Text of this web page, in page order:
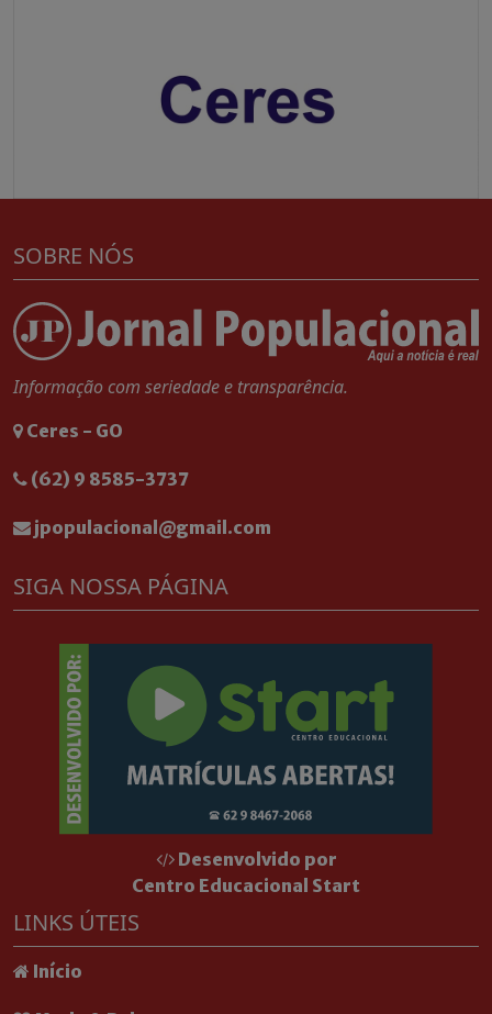
SOBRE NÓS
Informação com seriedade e transparência.
Ceres - GO
(62) 9 8585-3737
jpopulacional@gmail.com
SIGA NOSSA PÁGINA
Desenvolvido por
Centro Educacional Start
LINKS ÚTEIS
Início